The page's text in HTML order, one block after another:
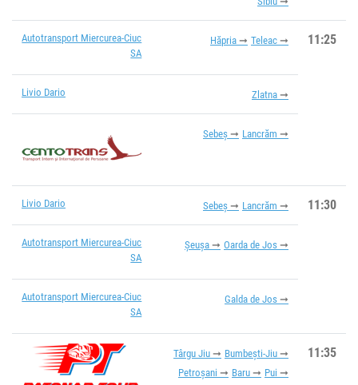
Autotransport Miercurea-Ciuc
SA
Hăpria Teleac 11:25
Livio Dario Zlatna
Sebeș Lancrăm
Livio Dario Sebeș Lancrăm 11:30
Autotransport Miercurea-Ciuc
SA
Șeușa Oarda de Jos
Autotransport Miercurea-Ciuc
SA
Galda de Jos
Târgu Jiu
Bumbești-Jiu
Petroșani
Baru
Pui
11:35